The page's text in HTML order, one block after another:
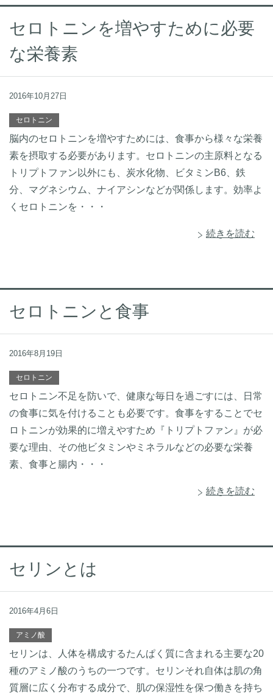
セロトニンを増やすために必要
な栄養素
2016年10月27日
セロトニン
脳内のセロトニンを増やすためには、食事から様々な栄養
素を摂取する必要があります。セロトニンの主原料となる
トリプトファン以外にも、炭水化物、ビタミンB6、鉄
分、マグネシウム、ナイアシンなどが関係します。効率よ
くセロトニンを・・・
続きを読む
セロトニンと食事
2016年8月19日
セロトニン
セロトニン不足を防いで、健康な毎日を過ごすには、日常
の食事に気を付けることも必要です。食事をすることでセ
ロトニンが効果的に増えやすため『トリプトファン』が必
要な理由、その他ビタミンやミネラルなどの必要な栄養
素、食事と腸内・・・
続きを読む
セリンとは
2016年4月6日
アミノ酸
セリンは、人体を構成するたんぱく質に含まれる主要な20
種のアミノ酸のうちの一つです。セリンそれ自体は肌の角
質層に広く分布する成分で、肌の保湿性を保つ働きを持ち